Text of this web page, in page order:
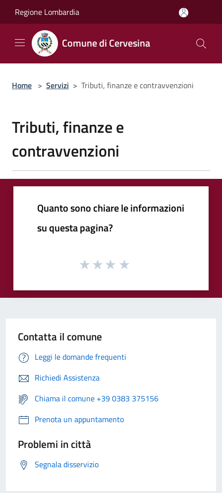
Regione Lombardia
Comune di Cervesina
Home > Servizi > Tributi, finanze e contravvenzioni
Tributi, finanze e
contravvenzioni
Quanto sono chiare le informazioni
su questa pagina?
Contatta il comune
Leggi le domande frequenti
Richiedi Assistenza
Chiama il comune +39 0383 375156
Prenota un appuntamento
Problemi in città
Segnala disservizio